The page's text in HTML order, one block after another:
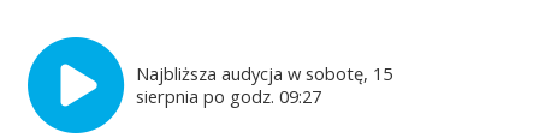
Najbliższa audycja w sobotę, 15
sierpnia po godz. 09:27